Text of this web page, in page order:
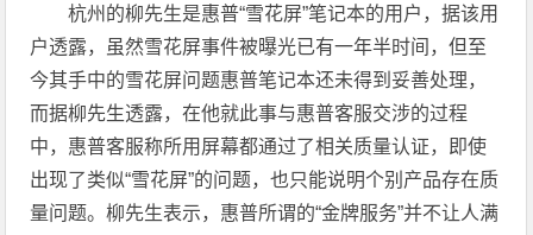
杭州的柳先生是惠普“雪花屏”笔记本的用户，据该用
户透露，虽然雪花屏事件被曝光已有一年半时间，但至
今其手中的雪花屏问题惠普笔记本还未得到妥善处理，
而据柳先生透露，在他就此事与惠普客服交涉的过程
中，惠普客服称所用屏幕都通过了相关质量认证，即使
出现了类似“雪花屏”的问题，也只能说明个别产品存在质
量问题。柳先生表示，惠普所谓的“金牌服务”并不让人满